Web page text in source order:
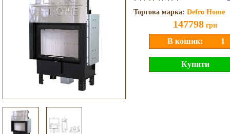
Торгова марка: Defro Home
147798 грн